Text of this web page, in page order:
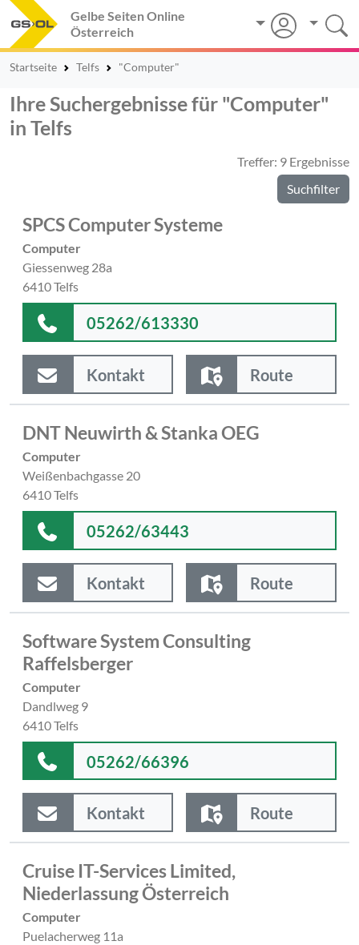
Gelbe Seiten Online
Österreich
Startseite Telfs "Computer"
Ihre Suchergebnisse für "Computer"
in Telfs
Treffer: 9 Ergebnisse
Suchfilter
SPCS Computer Systeme
Computer
Giessenweg 28a
6410 Telfs
05262/613330
Kontakt Route
DNT Neuwirth & Stanka OEG
Computer
Weißenbachgasse 20
6410 Telfs
05262/63443
Kontakt Route
Software System Consulting
Raffelsberger
Computer
Dandlweg 9
6410 Telfs
05262/66396
Kontakt Route
Cruise IT-Services Limited,
Niederlassung Österreich
Computer
Puelacherweg 11a